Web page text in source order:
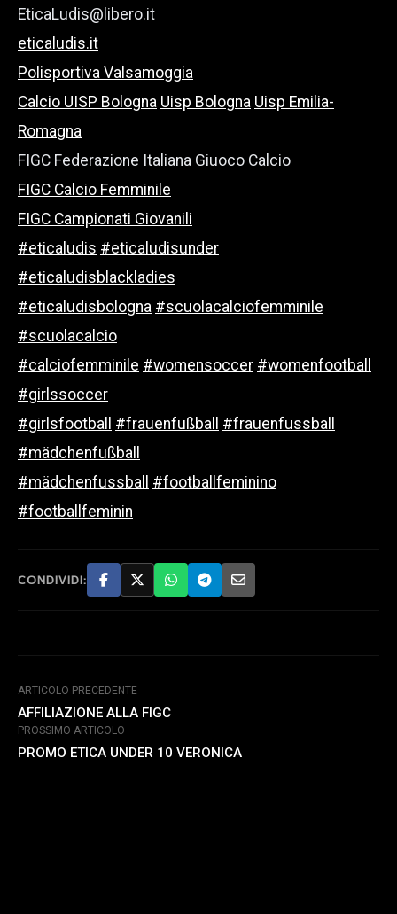
EticaLudis@libero.it
eticaludis.it
Polisportiva Valsamoggia
Calcio UISP Bologna Uisp Bologna Uisp Emilia-
Romagna
FIGC Federazione Italiana Giuoco Calcio
FIGC Calcio Femminile
FIGC Campionati Giovanili
#eticaludis #eticaludisunder
#eticaludisblackladies
#eticaludisbologna #scuolacalciofemminile
#scuolacalcio
#calciofemminile #womensoccer #womenfootball
#girlssoccer
#girlsfootball
#frauenfußball
#frauenfussball
#mädchenfußball
#mädchenfussball
#footballfeminino
#footballfeminin
CONDIVIDI:
ARTICOLO PRECEDENTE
AFFILIAZIONE ALLA FIGC
PROSSIMO ARTICOLO
PROMO ETICA UNDER 10 VERONICA